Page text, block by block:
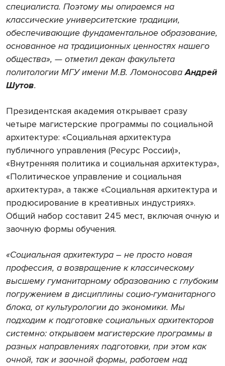
специалиста. Поэтому мы опираемся на
классические университетские традиции,
обеспечивающие фундаментальное образование,
основанное на традиционных ценностях нашего
общества», — отметил декан факультета
политологии МГУ имени М.В. ЛомоносоваАндрей
Шутов.
Президентская академия открывает сразу
четыре магистерские программы по социальной
архитектуре: «Социальная архитектура
публичного управления (Ресурс России)»,
«Внутренняя политика и социальная архитектура»,
«Политическое управление и социальная
архитектура», а также «Социальная архитектура и
продюсирование в креативных индустриях».
Общий набор составит 245 мест, включая очную и
заочную формы обучения.
«Социальная архитектура – не просто новая
профессия, а возвращение к классическому
высшему гуманитарному образованию с глубоким
погружением в дисциплины социо-гуманитарного
блока, от культурологии до экономики. Мы
подходим к подготовке социальных архитекторов
системно: открываем магистерские программы в
разных направлениях подготовки, при этом как
очной, так и заочной формы, работаем над